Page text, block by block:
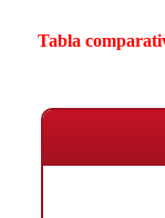
Tabla